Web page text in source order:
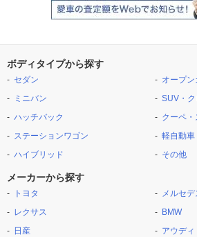
ボディタイプから探す
セダン
ミニバン
ハッチバック
ステーションワゴン
ハイブリッド
オープン
SUV・ク
クーペ
軽自動車
その他
メーカーから探す
トヨタ
レクサス
日産
メルセ
BMW
アウディ